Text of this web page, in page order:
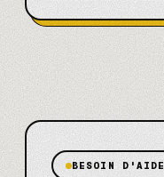
BESOIN D'AIDE